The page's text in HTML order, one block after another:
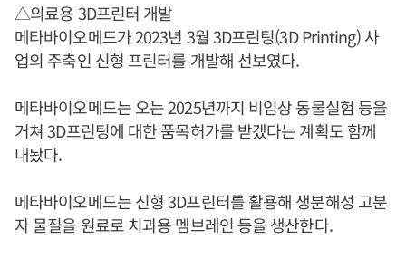
△의료용 3D프린터 개발
메타바이오메드가 2023년 3월 3D프린팅(3D Printing) 사
업의 주축인 신형 프린터를 개발해 선보였다.
메타바이오메드는 오는 2025년까지 비임상 동물실험 등을
거쳐 3D프린팅에 대한 품목허가를 받겠다는 계획도 함께
내놨다.
메타바이오메드는 신형 3D프린터를 활용해 생분해성 고분
자 물질을 원료로 치과용 멤브레인 등을 생산한다.